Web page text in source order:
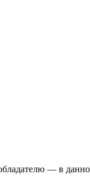
— в